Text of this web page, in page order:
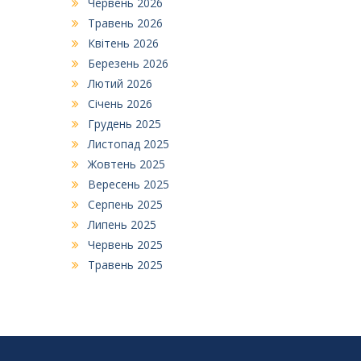
Травень 2026
Квітень 2026
Березень 2026
Лютий 2026
Січень 2026
Грудень 2025
Листопад 2025
Жовтень 2025
Вересень 2025
Серпень 2025
Липень 2025
Червень 2025
Травень 2025